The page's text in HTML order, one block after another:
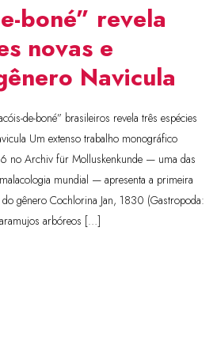
boné” revela
novas e
Navicula
de-boné” brasileiros revela três espécies
Um extenso trabalho monográfico
no Archiv für Molluskenkunde — uma das
mundial — apresenta a primeira
gênero Cochlorina Jan, 1830 (Gastropoda:
arbóreos […]